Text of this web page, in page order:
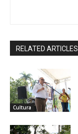
RELATED ARTICLES
Cultura